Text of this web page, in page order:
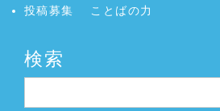
投稿募集
ことばの力
検索